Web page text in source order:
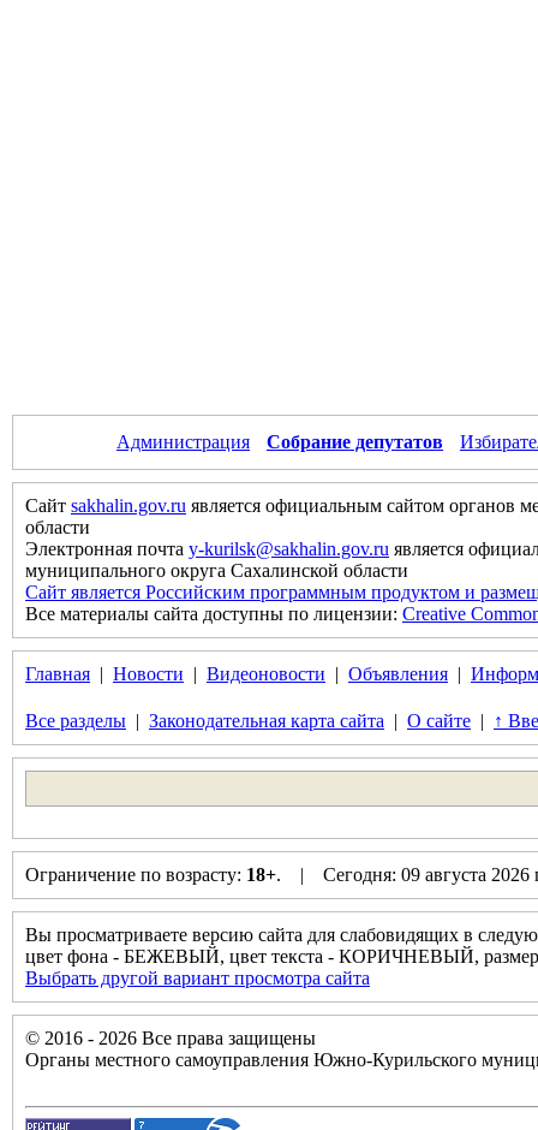
Администрация Собрание депутатов
Сайт sakhalin.gov.ru является официальным сайтом органов
области
Электронная почта y-kurilsk@sakhalin.gov.ru является
муниципального округа Сахалинской области
Сайт является Российским программным продуктом и
Все материалы сайта доступны по лицензии: Creative
Главная | Новости | Видеоновости | Объявления |
Все разделы | Законодательная карта сайта | О сайте | ↑
Ограничение по возрасту: 18+. | Сегодня: 09 августа
Вы просматриваете версию сайта для слабовидящих в
цвет фона - БЕЖЕВЫЙ, цвет текста - КОРИЧНЕВЫЙ,
Выбрать другой вариант просмотра сайта
© 2016 - 2026 Все права защищены
Органы местного самоуправления Южно-Курильского